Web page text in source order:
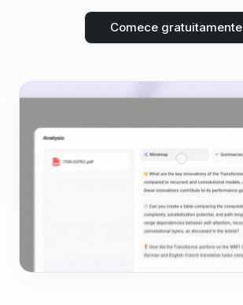
Comece gratuitamente